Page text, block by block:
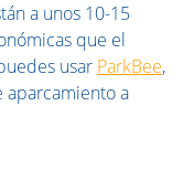
a unos 10-15
que el
usar ParkBee,
aparcamiento a